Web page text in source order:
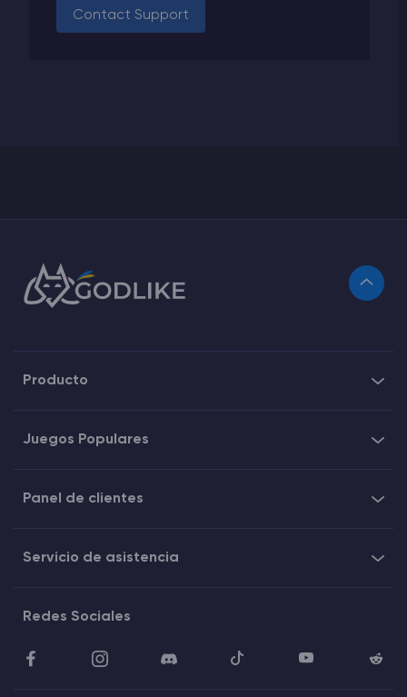
Contact Support
Producto
Juegos Populares
Panel de clientes
Servicio de asistencia
Redes Sociales